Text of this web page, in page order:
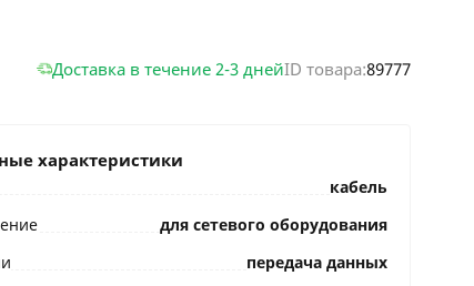
Доставка в течение 2-3 днейID товара:89777
характеристики
кабель
для сетевого оборудования
передача данных